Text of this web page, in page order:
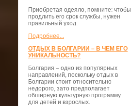
Приобретая одеяло, помните: чтобы
продлить его срок службы, нужен
правильный уход.
Подробнее...
ОТДЫХ В БОЛГАРИИ – В ЧЕМ ЕГО
УНИКАЛЬНОСТЬ?
Болгария – одно из популярных
направлений, поскольку отдых в
Болгарии стоит относительно
недорого, зато предполагает
обширную культурную программу
для детей и взрослых.